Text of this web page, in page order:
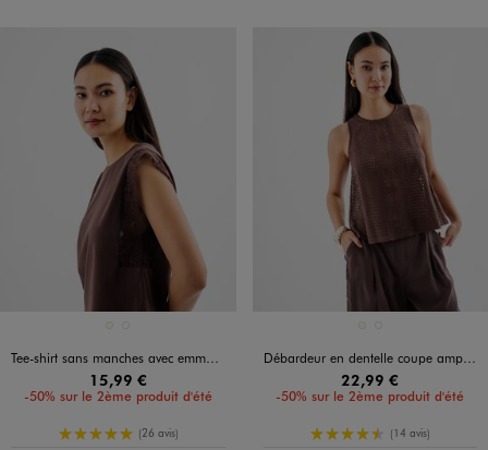
Tee-shirt sans manches avec emmanchures en dentelle femme
15,99 €
-50% sur le 2ème produit d'été
5/5 de moyenne
(26 avis)
Débardeur en dentelle coupe ample femme
22,99 €
-50% sur le 2ème produit d'été
4.5/5 de moyenne
(14 avis)